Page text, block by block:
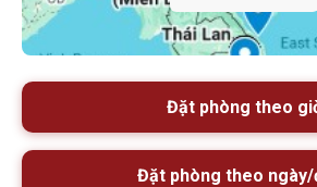
Đặt phòng theo
Đặt phòng theo